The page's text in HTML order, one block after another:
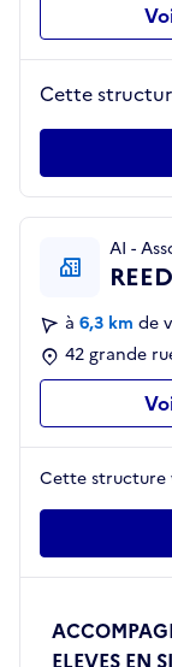
Cette
AI -
à 6,3 km de
42 grande
Cette structure
ELEVES EN